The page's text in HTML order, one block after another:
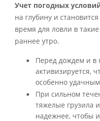
Учет погодных
на глубину и
время для ловли в
раннее утро.
Перед дождем и в
активизируется,
особенно
При сильном
тяжелые грузила
надежнее, чтобы